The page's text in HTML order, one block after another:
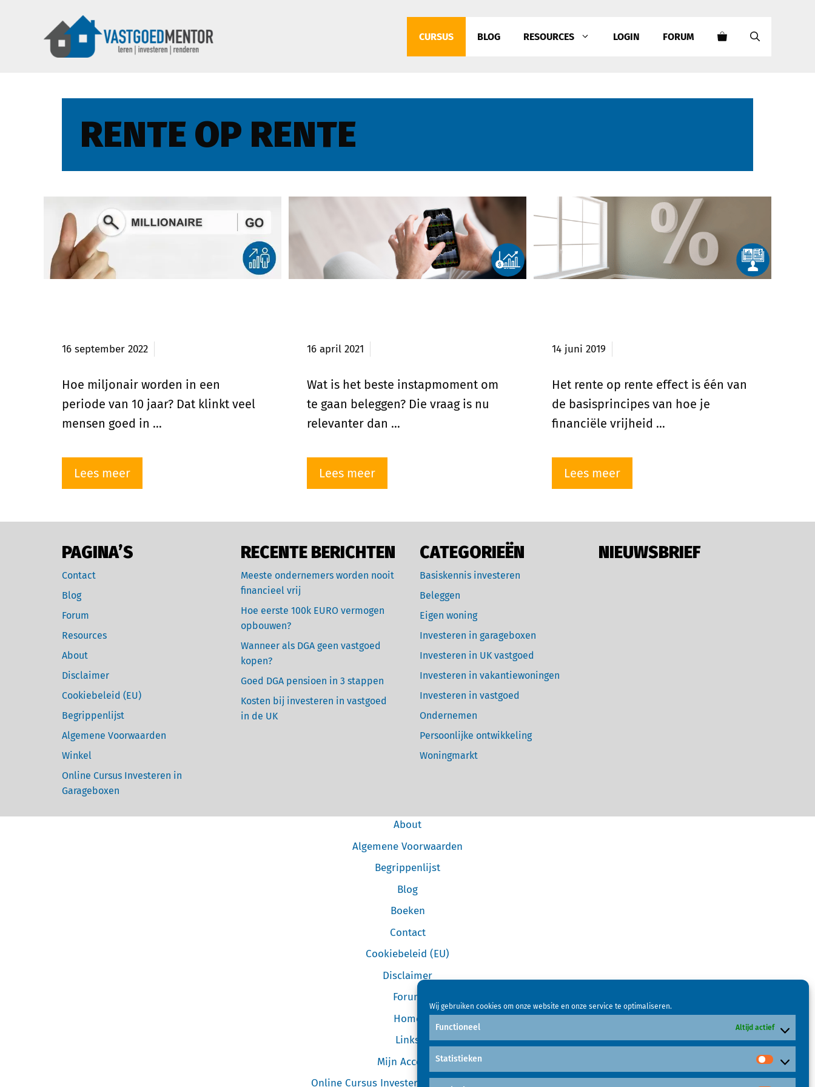
Wij gebruiken cookies om onze website en onze service te optimaliseren.
Functioneel Altijd actief
Statistieken
CURSUS BLOG RESOURCES LOGIN FORUM
RENTE OP RENTE
16 september 2022
Hoe miljonair worden in een
periode van 10 jaar? Dat klinkt veel
mensen goed in …
Lees meer
16 april 2021
Wat is het beste instapmoment om
te gaan beleggen? Die vraag is nu
relevanter dan …
Lees meer
14 juni 2019
Het rente op rente effect is één van
de basisprincipes van hoe je
financiële vrijheid …
Lees meer
PAGINA’S
Contact
Blog
Forum
Resources
About
Disclaimer
Cookiebeleid (EU)
Begrippenlijst
Algemene Voorwaarden
Winkel
Online Cursus Investeren in
Garageboxen
RECENTE BERICHTEN
Meeste ondernemers worden nooit
financieel vrij
Hoe eerste 100k EURO vermogen
opbouwen?
Wanneer als DGA geen vastgoed
kopen?
Goed DGA pensioen in 3 stappen
Kosten bij investeren in vastgoed
in de UK
CATEGORIEËN
Basiskennis investeren
Beleggen
Eigen woning
Investeren in garageboxen
Investeren in UK vastgoed
Investeren in vakantiewoningen
Investeren in vastgoed
Ondernemen
Persoonlijke ontwikkeling
Woningmarkt
NIEUWSBRIEF
About
Algemene Voorwaarden
Begrippenlijst
Blog
Boeken
Contact
Cookiebeleid (EU)
Disclaimer
Forum
Home
Links
Mijn Account
Online Cursus Investeren in Garageboxen